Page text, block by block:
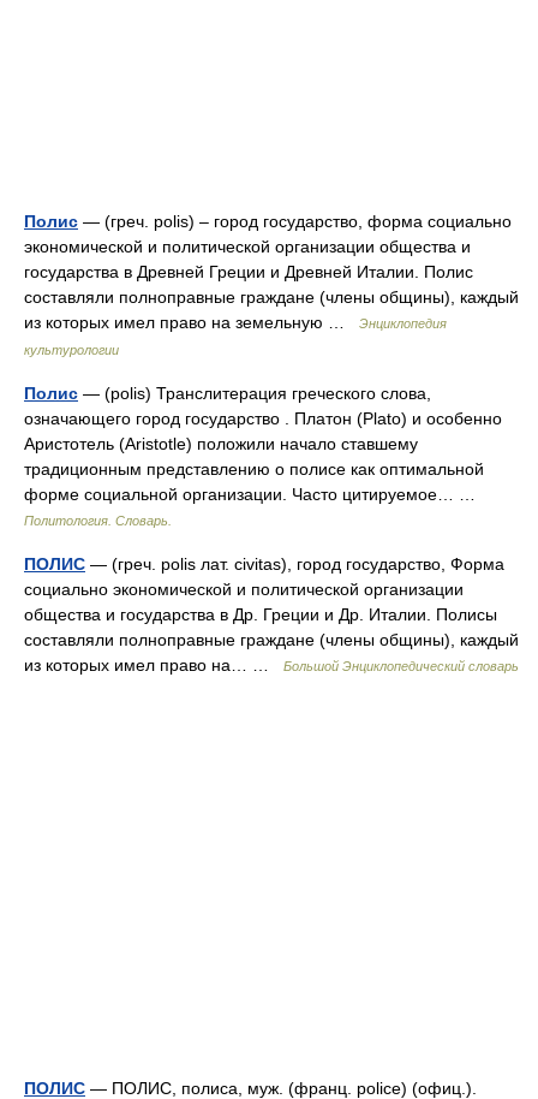
Полис — (греч. рolis) – город государство, форма социально
экономической и политической организации общества и
государства в Древней Греции и Древней Италии. Полис
составляли полноправные граждане (члены общины), каждый
из которых имел право на земельную …
Энциклопедия
культурологии
Полис — (polis) Транслитерация греческого слова,
означающего город государство . Платон (Plato) и особенно
Аристотель (Aristotle) положили начало ставшему
традиционным представлению о полисе как оптимальной
форме социальной организации. Часто цитируемое… …
Политология. Словарь.
ПОЛИС — (греч. polis лат. сivitas), город государство, Форма
социально экономической и политической организации
общества и государства в Др. Греции и Др. Италии. Полисы
составляли полноправные граждане (члены общины), каждый
из которых имел право на… …
Большой Энциклопедический словарь
ПОЛИС — ПОЛИС, полиса, муж. (франц. police) (офиц.).